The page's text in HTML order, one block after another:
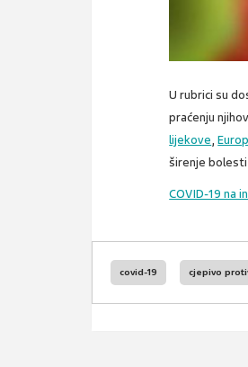
U rubrici su
praćenju
lijekove,
širenje bolesti
COVID-19 na
covid-19 cjepivo